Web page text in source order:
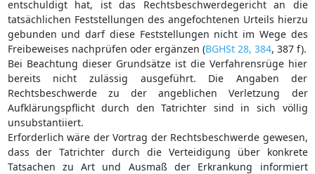
entschuldigt hat, ist das Rechtsbeschwerdegericht an die
tatsächlichen Feststellungen des angefochtenen Urteils hierzu
gebunden und darf diese Feststellungen nicht im Wege des
Freibeweises nachprüfen oder ergänzen (BGHSt 28, 384, 387 f).
Bei Beachtung dieser Grundsätze ist die Verfahrensrüge hier
bereits nicht zulässig ausgeführt. Die Angaben der
Rechtsbeschwerde zu der angeblichen Verletzung der
Aufklärungspflicht durch den Tatrichter sind in sich völlig
unsubstantiiert.
Erforderlich wäre der Vortrag der Rechtsbeschwerde gewesen,
dass der Tatrichter durch die Verteidigung über konkrete
Tatsachen zu Art und Ausmaß der Erkrankung informiert